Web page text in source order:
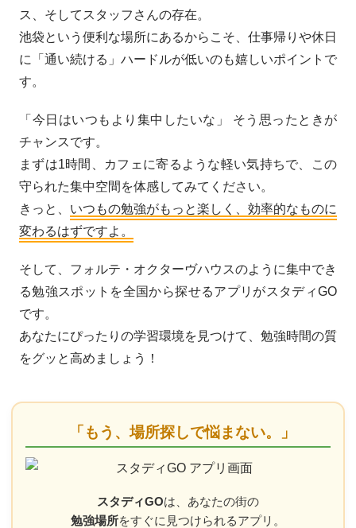
ス、そしてスタッフさんの存在。
池袋という便利な場所にあるからこそ、仕事帰りや休日
に「通い続ける」ハードルが低いのも嬉しいポイントで
す。
「今日はいつもより集中したいな」 そう思ったときが
チャンスです。
まずは1時間、カフェに寄るような軽い気持ちで、この
守られた集中空間を体感してみてください。
きっと、 いつもの勉強がもっと楽しく、効率的なものに
変わるはずですよ。
そして、フォルテ・オクターヴハウスのように集中でき
る勉強スポットを全国から探せるアプリがスタディGO
です。
あなたにぴったりの学習環境を見つけて、勉強時間の質
をグッと高めましょう！
「もう、場所探しで悩まない。」
スタディGOは、あなたの街の
勉強場所をすぐに見つけられるアプリ。